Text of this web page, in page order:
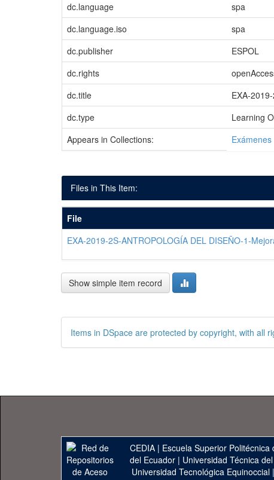
dc.language
spa
dc.language.iso
spa
dc.publisher
ESPOL
dc.rights
dc.title
EXA-
dc.type
Learning
Appears in Collections:
Exámenes
Files in This Item:
File
EXA-2019-2S-ANTROPOLOGÍA DEL DISEÑO-1-
Show simple item record
Items in DSpace are protected by copyright, with all
CEDIA | Escuela Superior Politécnica
del Ecuador| Universidad Técnica
Universidad Tecnológica Equinoccial|